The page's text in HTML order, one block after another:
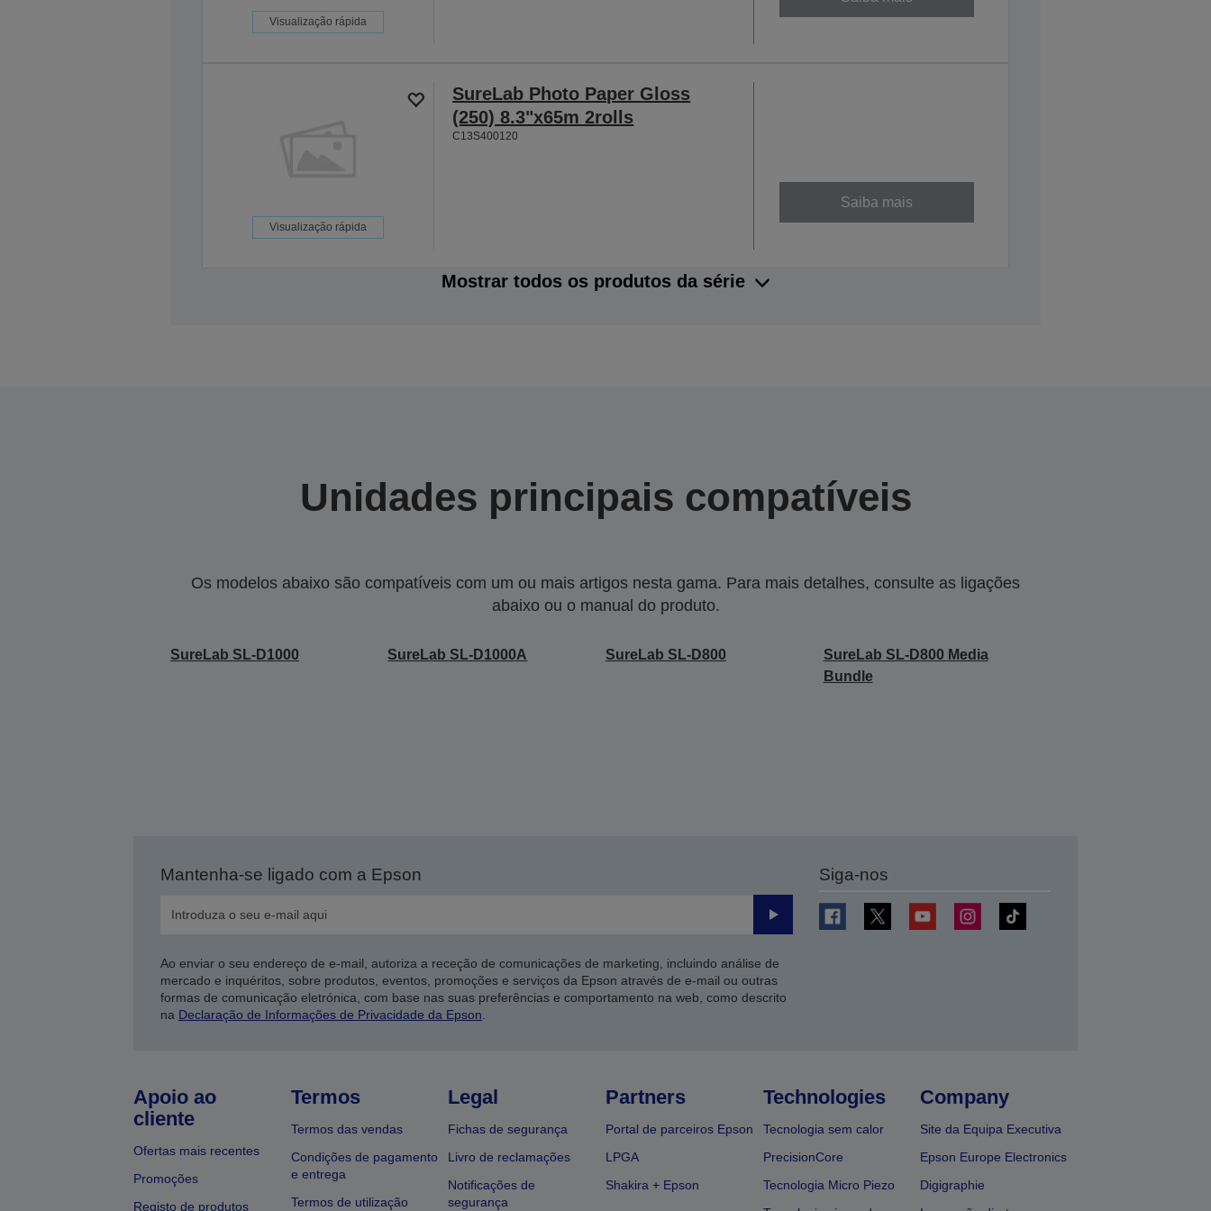
Visualização rápida
Visualização rápida
SureLab Photo Paper Gloss
(250) 8.3"x65m 2rolls
C13S400120
Saiba mais
Mostrar todos os produtos da série
Unidades principais compatíveis
Os modelos abaixo são compatíveis com um ou mais artigos nesta gama. Para mais detalhes, consulte as ligações
abaixo ou o manual do produto.
SureLab SL-D1000 SureLab SL-D1000A SureLab SL-D800
SureLab SL-D800 Media
Bundle
Mantenha-se ligado com a Epson
Enviar
Ao enviar o seu endereço de e-mail, autoriza a receção de comunicações de marketing, incluindo análise de
mercado e inquéritos, sobre produtos, eventos, promoções e serviços da Epson através de e-mail ou outras
formas de comunicação eletrónica, com base nas suas preferências e comportamento na web, como descrito
na Declaração de Informações de Privacidade da Epson
Siga-nos
Apoio ao
cliente
Ofertas mais recentes
Promoções
Registo de produtos
Termos
Termos das vendas
Condições de pagamento
e entrega
Termos de utilização
Legal
Fichas de segurança
Livro de reclamações
Notificações de
segurança
Partners
Portal de parceiros Epson
LPGA
Shakira + Epson
Technologies
Tecnologia sem calor
PrecisionCore
Tecnologia Micro Piezo
Company
Site da Equipa Executiva
Epson Europe Electronics
Digigraphie